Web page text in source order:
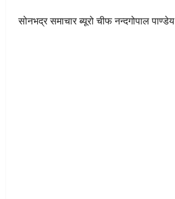
सोनभद्र समाचार ब्यूरो चीफ नन्दगोपाल पाण्डेय